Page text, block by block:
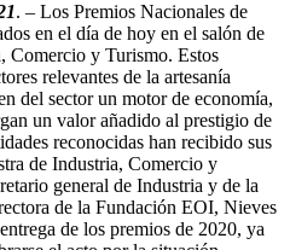
. – Los Premios Nacionales de
en el día de hoy en el salón de
Comercio y Turismo. Estos
relevantes de la artesanía
del sector un motor de economía,
un valor añadido al prestigio de
reconocidas han recibido sus
de Industria, Comercio y
general de Industria y de la
de la Fundación EOI, Nieves
de los premios de 2020, ya